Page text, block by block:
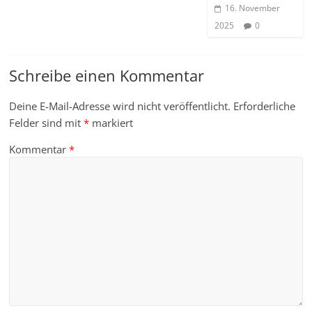
16. November
2025
0
Schreibe einen Kommentar
Deine E-Mail-Adresse wird nicht veröffentlicht. Erforderliche
Felder sind mit* markiert
Kommentar*